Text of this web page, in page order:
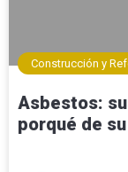
Construcción y
Asbestos:
porqué de